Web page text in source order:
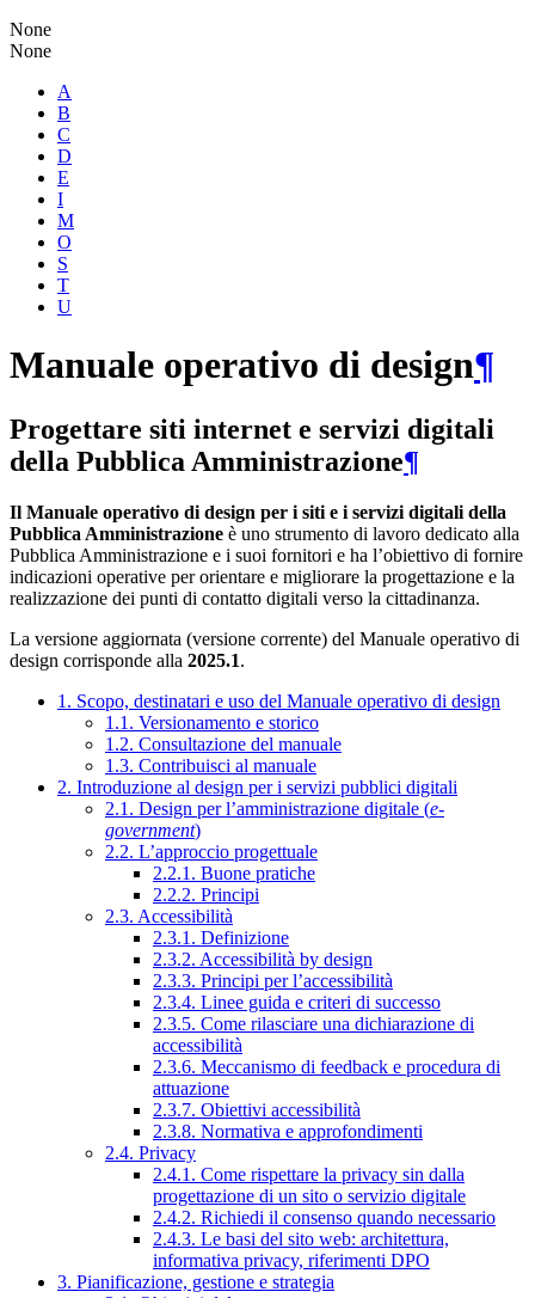
None
None
A
B
C
D
E
I
M
O
S
T
U
Manuale operativo di design¶
Progettare siti internet e servizi digitali
della Pubblica Amministrazione¶
Il Manuale operativo di design per i siti e i servizi digitali della
Pubblica Amministrazione è uno strumento di lavoro dedicato alla
Pubblica Amministrazione e i suoi fornitori e ha l’obiettivo di fornire
indicazioni operative per orientare e migliorare la progettazione e la
realizzazione dei punti di contatto digitali verso la cittadinanza.
La versione aggiornata (versione corrente) del Manuale operativo di
design corrisponde alla 2025.1.
1. Scopo, destinatari e uso del Manuale operativo di design
1.1. Versionamento e storico
1.2. Consultazione del manuale
1.3. Contribuisci al manuale
2. Introduzione al design per i servizi pubblici digitali
2.1. Design per l’amministrazione digitale (e-
government)
2.2. L’approccio progettuale
2.2.1. Buone pratiche
2.2.2. Principi
2.3. Accessibilità
2.3.1. Definizione
2.3.2. Accessibilità by design
2.3.3. Principi per l’accessibilità
2.3.4. Linee guida e criteri di successo
2.3.5. Come rilasciare una dichiarazione di
accessibilità
2.3.6. Meccanismo di feedback e procedura di
attuazione
2.3.7. Obiettivi accessibilità
2.3.8. Normativa e approfondimenti
2.4. Privacy
2.4.1. Come rispettare la privacy sin dalla
progettazione di un sito o servizio digitale
2.4.2. Richiedi il consenso quando necessario
2.4.3. Le basi del sito web: architettura,
informativa privacy, riferimenti DPO
3. Pianificazione, gestione e strategia